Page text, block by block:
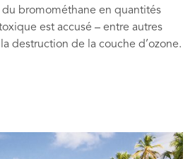
bromométhane en quantités
est accusé – entre autres
destruction de la couche d’ozone.